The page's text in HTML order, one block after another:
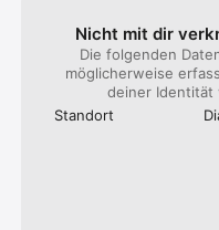
Nicht mit dir
Die folgenden
möglicherweise
deiner Identität
Standort